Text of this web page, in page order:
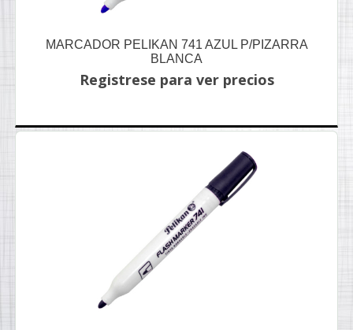
MARCADOR PELIKAN 741 AZUL P/PIZARRA
BLANCA
Registrese para ver precios